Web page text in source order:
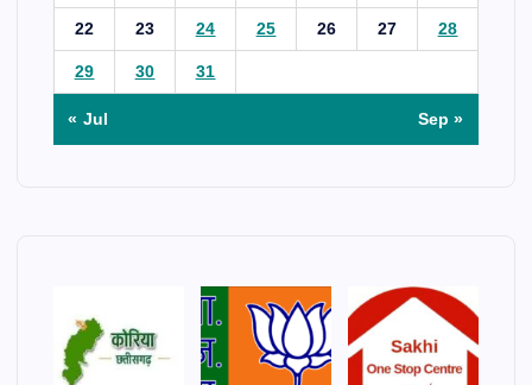
22 23 24 25 26 27 28
29 30 31
« Jul Sep »